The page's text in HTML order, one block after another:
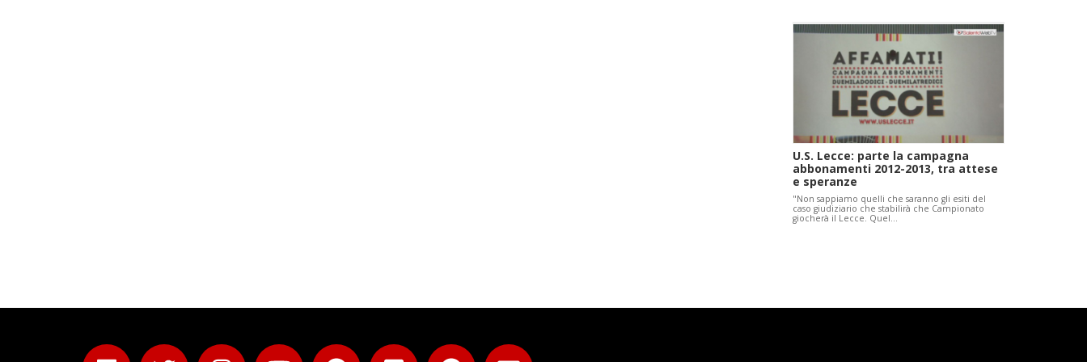
U.S. Lecce: parte la campagna
abbonamenti 2012-2013, tra attese
e speranze
"Non sappiamo quelli che saranno gli esiti del
caso giudiziario che stabilirà che Campionato
giocherà il Lecce. Quel…